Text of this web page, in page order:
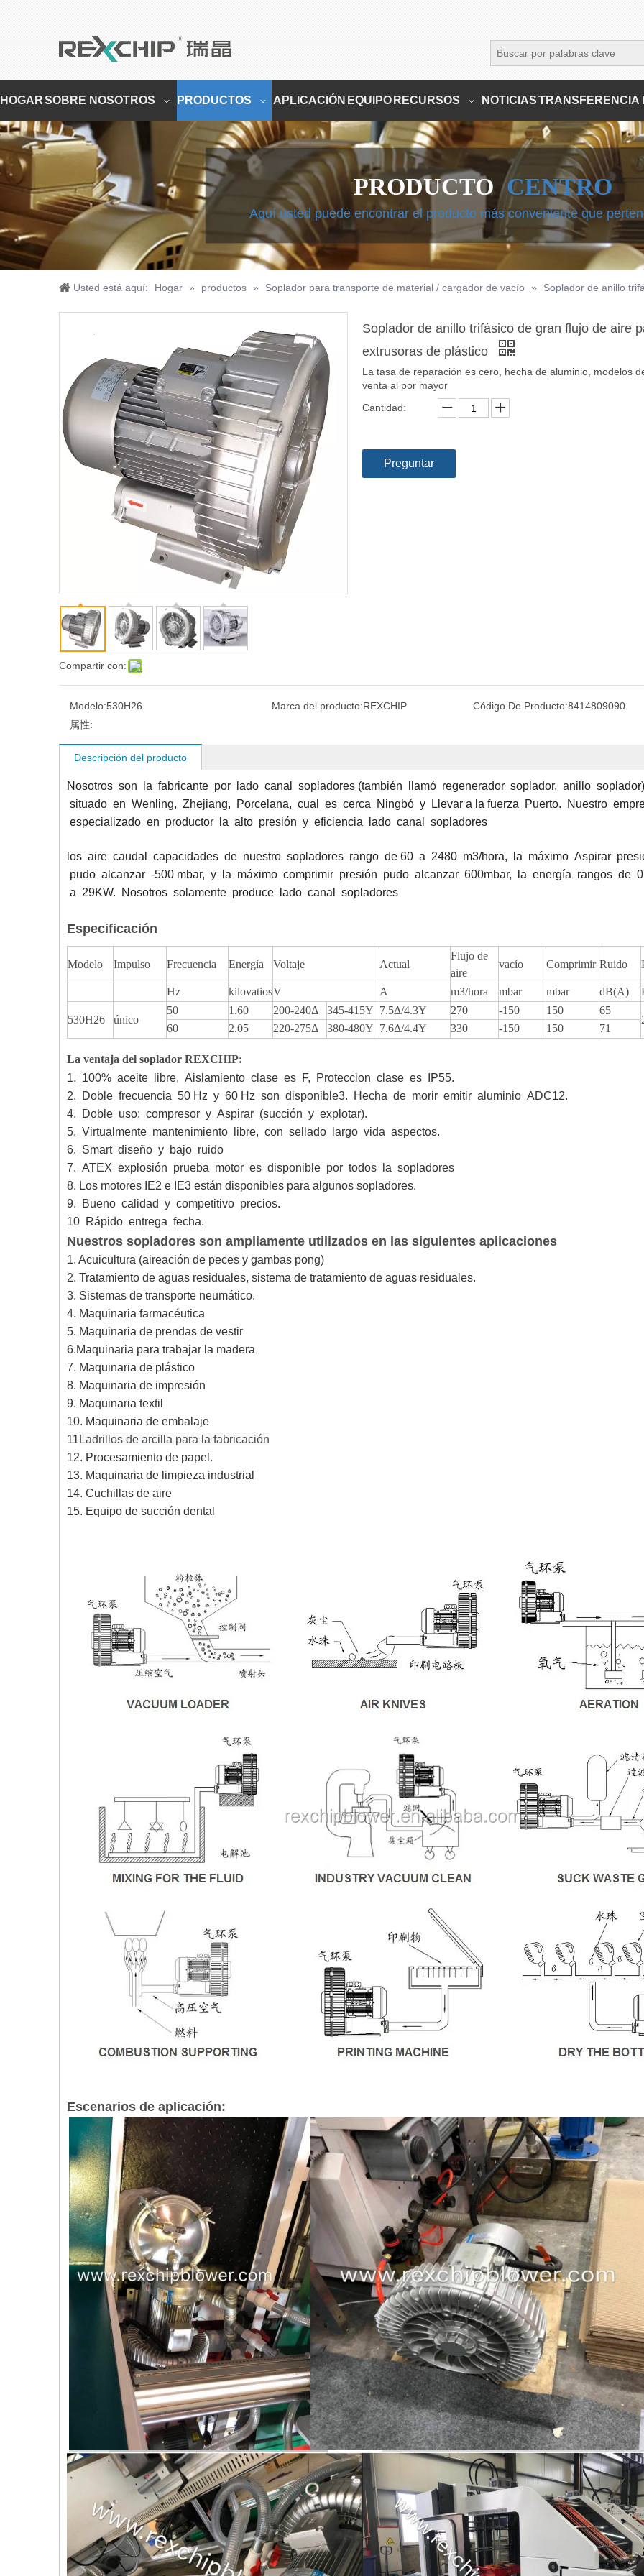
HOGARSOBRE NOSOTROS PRODUCTOS APLICACIÓN EQUIPO RECURSOS NOTICIASTRANSFERENCIA
PRODUCTO CENTRO
Aquí usted puede encontrar el producto más conveniente que
Usted está aquí: Hogar » productos » Soplador para transporte de material / cargador de vacío » Soplador de anillo
Compartir con:
Soplador de anillo trifásico de gran flujo de aire
extrusoras de plástico
La tasa de reparación es cero, hecha de aluminio, modelos
venta al por mayor
Cantidad:
Preguntar
Modelo:530H26 Marca del producto:REXCHIP Código De Producto:8414809090
属性:
Descripción del producto
Nosotros son la fabricante por lado canal sopladores (también llamó regenerador soplador, anillo
situado en Wenling, Zhejiang, Porcelana, cual es cerca Ningbó y Llevar a la fuerza Puerto. Nuestro
especializado en productor la alto presión y eficiencia lado canal sopladores
los aire caudal capacidades de nuestro sopladores rango de 60 a 2480 m3/hora, la máximo Aspirar
pudo alcanzar -500 mbar, y la máximo comprimir presión pudo alcanzar 600mbar, la energía rangos de
a 29KW. Nosotros solamente produce lado canal sopladores
Especificación
Modelo Impulso Frecuencia Energía Voltaje Actual
Flujo de
aire
vacío Comprimir Ruido
Hz kilovatiosV A m3/hora mbar mbar dB(A)
530H26 único
50 1.60 200-240Δ 345-415Y 7.5Δ/4.3Y 270 -150 150 65
60 2.05 220-275Δ 380-480Y 7.6Δ/4.4Y 330 -150 150 71
La ventaja del soplador REXCHIP:
1. 100% aceite libre, Aislamiento clase es F, Proteccion clase es IP55.
2. Doble frecuencia 50 Hz y 60 Hz son disponible3. Hecha de morir emitir aluminio ADC12.
4. Doble uso: compresor y Aspirar (succión y explotar).
5. Virtualmente mantenimiento libre, con sellado largo vida aspectos.
6. Smart diseño y bajo ruido
7. ATEX explosión prueba motor es disponible por todos la sopladores
8. Los motores IE2 e IE3 están disponibles para algunos sopladores.
9. Bueno calidad y competitivo precios.
10 Rápido entrega fecha.
Nuestros sopladores son ampliamente utilizados en las siguientes aplicaciones
1. Acuicultura (aireación de peces y gambas pong)
2. Tratamiento de aguas residuales, sistema de tratamiento de aguas residuales.
3. Sistemas de transporte neumático.
4. Maquinaria farmacéutica
5. Maquinaria de prendas de vestir
6.Maquinaria para trabajar la madera
7. Maquinaria de plástico
8. Maquinaria de impresión
9. Maquinaria textil
10. Maquinaria de embalaje
11 Ladrillos de arcilla para la fabricación
12. Procesamiento de papel.
13. Maquinaria de limpieza industrial
14. Cuchillas de aire
15. Equipo de succión dental
Escenarios de aplicación: